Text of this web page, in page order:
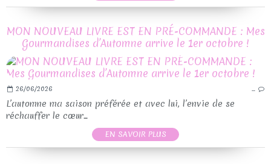
MON NOUVEAU LIVRE EST EN PRÉ-COMMANDE : Mes
Gourmandises d’Automne arrive le 1er octobre !
26/06/2026 …
L’automne ma saison préférée et avec lui, l’envie de se
réchauffer le cœur...
EN SAVOIR PLUS